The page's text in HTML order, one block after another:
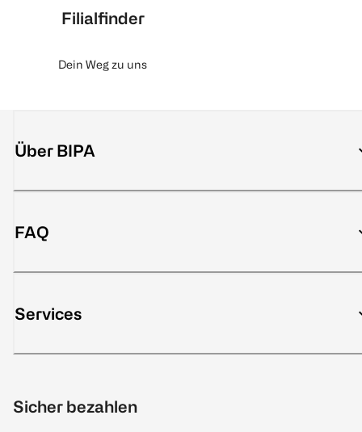
Filialfinder
Dein Weg zu uns
Über BIPA
FAQ
Services
Sicher bezahlen